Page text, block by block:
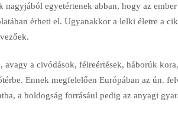
nagyjából egyetértenek abban, hogy az
érheti el. Ugyanakkor a lelki életre a
avagy a civódások, félreértések, háborúk
Ennek megfelelően Európában az ún.
a boldogság forrásául pedig az anyagi